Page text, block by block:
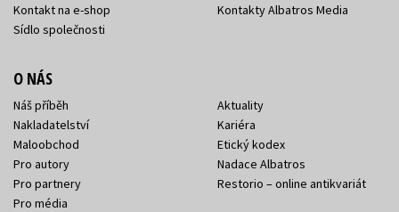
Kontakt na e-shop
Sídlo společnosti
Kontakty Albatros Media
O NÁS
Náš příběh
Nakladatelství
Maloobchod
Pro autory
Pro partnery
Pro média
Aktuality
Kariéra
Etický kodex
Nadace Albatros
Restorio – online antikvariát